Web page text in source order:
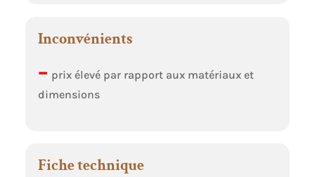
Inconvénients
– prix élevé par rapport aux matériaux et
dimensions
Fiche technique